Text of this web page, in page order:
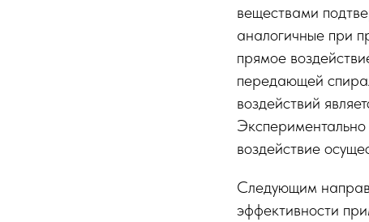
веществами
аналогичные при
прямое
передающей
воздействий
воздействие
Следующим
эффективности